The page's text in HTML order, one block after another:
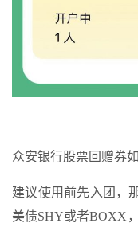
众安银行股票回赠券
建议使用前先入团，
美债SHY或者BOXX